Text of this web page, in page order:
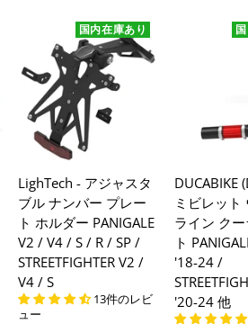
国内在庫あり
LighTech - アジャスタ
ブル ナンバー プレー
ト ホルダー PANIGALE
V2 / V4 / S / R / SP /
STREETFIGHTER V2 /
V4 / S
13件のレビ
ュー
DUCABIKE
ミビレット
ライン ク
ト
'18-24 /
'20-24 他